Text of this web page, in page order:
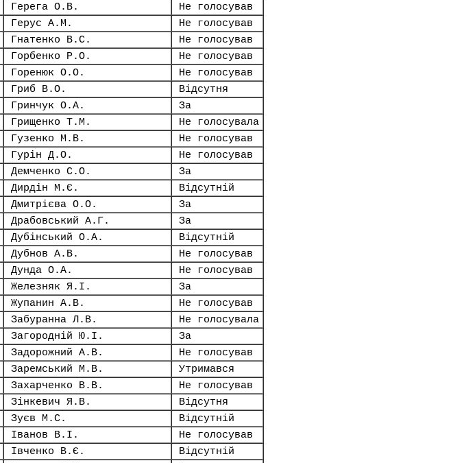
Герега О.В.
Не голосував
Герус А.М.
Не голосував
Гнатенко В.С.
Не голосував
Горбенко Р.О.
Не голосував
Горенюк О.О.
Не голосував
Гриб В.О.
Відсутня
Гринчук О.А.
За
Грищенко Т.М.
Не голосувала
Гузенко М.В.
Не голосував
Гурін Д.О.
Не голосував
Демченко С.О.
За
Дирдін М.Є.
Відсутній
Дмитрієва О.О.
За
Драбовський А.Г.
За
Дубінський О.А.
Відсутній
Дубнов А.В.
Не голосував
Дунда О.А.
Не голосував
Железняк Я.І.
За
Жупанин А.В.
Не голосував
Забуранна Л.В.
Не голосувала
Загородній Ю.І.
За
Задорожний А.В.
Не голосував
Заремський М.В.
Утримався
Захарченко В.В.
Не голосував
Зінкевич Я.В.
Відсутня
Зуєв М.С.
Відсутній
Іванов В.І.
Не голосував
Івченко В.Є.
Відсутній